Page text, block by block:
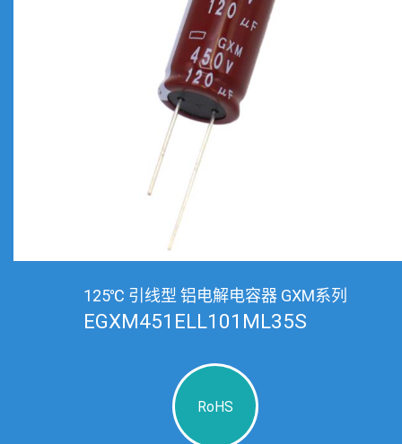
125℃ 引线型 铝电解电容器 GXM系列
EGXM451ELL101ML35S
RoHS